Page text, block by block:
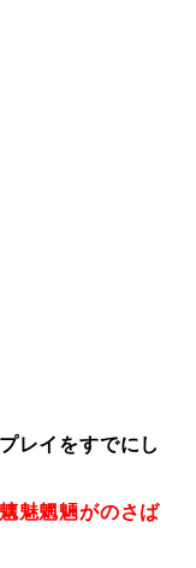
レイをすでにし
魑魅魍魎がのさば